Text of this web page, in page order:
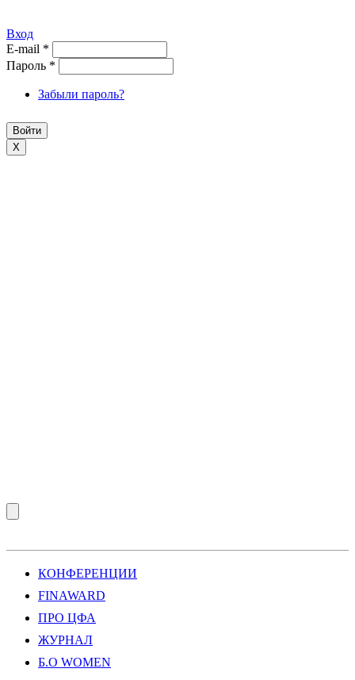
Вход
E-mail *
Пароль *
Забыли пароль?
X
КОНФЕРЕНЦИИ
FINAWARD
ПРО ЦФА
ЖУРНАЛ
Б.О WOMEN